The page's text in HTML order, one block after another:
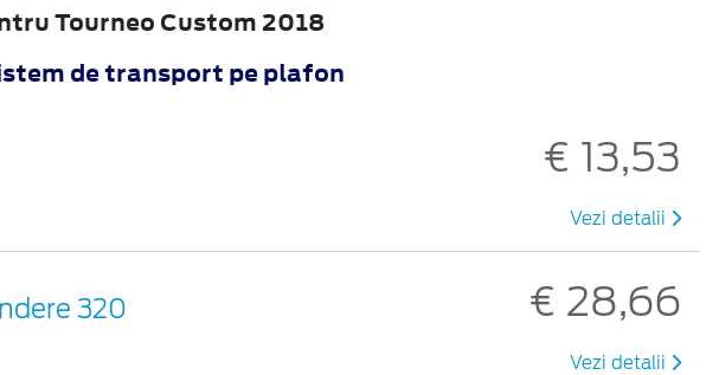
Tourneo Custom 2018
de transport pe plafon
€ 13,53
Vezi detalii
320 € 28,66
Vezi detalii